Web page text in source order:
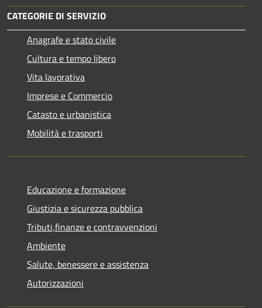
CATEGORIE DI SERVIZIO
Anagrafe e stato civile
Cultura e tempo libero
Vita lavorativa
Imprese e Commercio
Catasto e urbanistica
Mobilità e trasporti
Educazione e formazione
Giustizia e sicurezza pubblica
Tributi,finanze e contravvenzioni
Ambiente
Salute, benessere e assistenza
Autorizzazioni